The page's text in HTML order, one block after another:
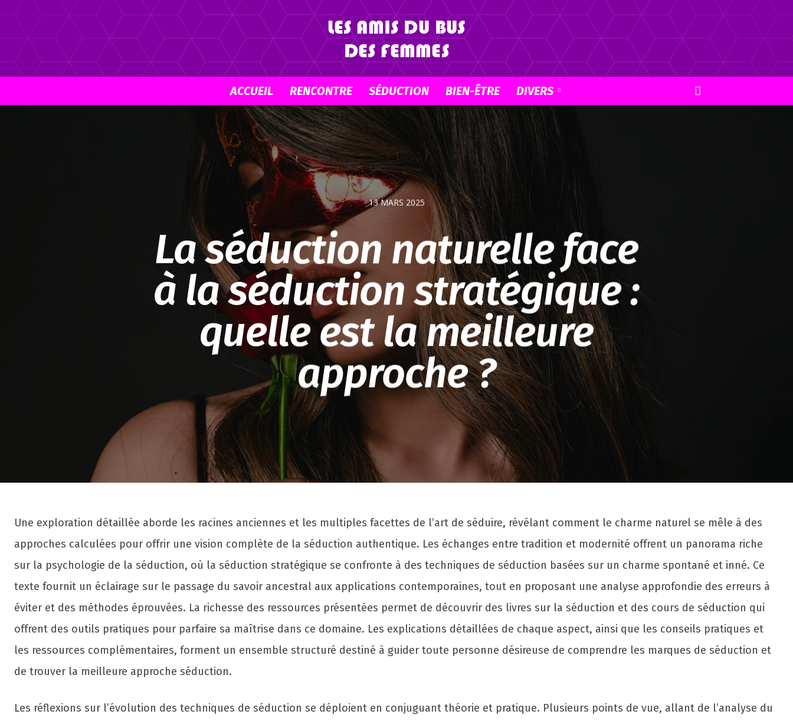
Lesamisdubusdesfemmes
ACCUEIL RENCONTRE SÉDUCTION BIEN-ÊTRE DIVERS
13 MARS 2025
La séduction naturelle face
à la séduction stratégique :
quelle est la meilleure
approche ?
Une exploration détaillée aborde les racines anciennes et les multiples facettes de l’art de séduire, révélant comment le charme naturel se mêle à des
approches calculées pour offrir une vision complète de la séduction authentique. Les échanges entre tradition et modernité offrent un panorama riche
sur la psychologie de la séduction, où la séduction stratégique se confronte à des techniques de séduction basées sur un charme spontané et inné. Ce
texte fournit un éclairage sur le passage du savoir ancestral aux applications contemporaines, tout en proposant une analyse approfondie des erreurs à
éviter et des méthodes éprouvées. La richesse des ressources présentées permet de découvrir des livres sur la séduction et des cours de séduction qui
offrent des outils pratiques pour parfaire sa maîtrise dans ce domaine. Les explications détaillées de chaque aspect, ainsi que les conseils pratiques et
les ressources complémentaires, forment un ensemble structuré destiné à guider toute personne désireuse de comprendre les marques de séduction et
de trouver la meilleure approche séduction.
Les réflexions sur l’évolution des techniques de séduction se déploient en conjuguant théorie et pratique. Plusieurs points de vue, allant de l’analyse du